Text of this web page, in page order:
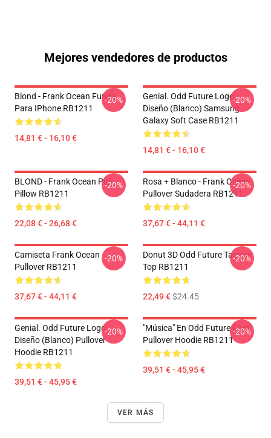
Mejores vendedores de productos
Blond - Frank Ocean Funda
Para IPhone RB1211
14,81 € - 16,10 €
-20%
Genial. Odd Future Logo
Diseño (blanco) Samsung
Galaxy Soft Case RB1211
14,81 € - 16,10 €
-20%
BLOND - Frank Ocean Pull
Pillow RB1211
22,08 € - 26,68 €
-20%
Rosa + Blanco - Frank Ocean
Pullover Sudadera RB1211
37,67 € - 44,11 €
-20%
Camiseta Frank Ocean
Pullover RB1211
37,67 € - 44,11 €
-20%
Donut 3D Odd Future Tanque
Top RB1211
22,49 €$24.45
-20%
Genial. Odd Future Logo
Diseño (blanco) Pullover
Hoodie RB1211
39,51 € - 45,95 €
-20%
"Música" En Odd Future Font
Pullover Hoodie RB1211
39,51 € - 45,95 €
-20%
VER MÁS